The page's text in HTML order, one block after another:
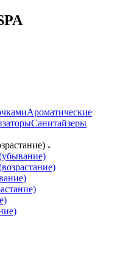
Ароматические
Санитайзеры